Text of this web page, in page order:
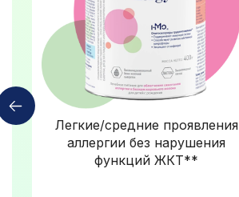
Легкие/средние проявления
аллергии без нарушения
функций ЖКТ**